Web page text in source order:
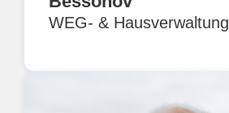
WEG- & Hausverwaltung